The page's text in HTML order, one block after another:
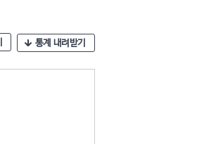
통계 내려받기